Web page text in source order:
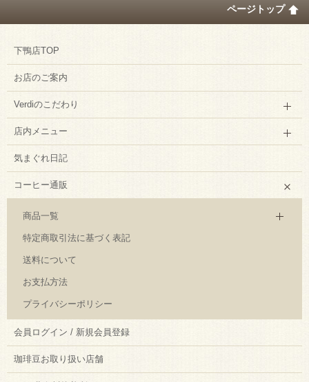
ページトップ
下鴨店TOP
お店のご案内
Verdiのこだわり
店内メニュー
気まぐれ日記
コーヒー通販
商品一覧
特定商取引法に基づく表記
送料について
お支払方法
プライバシーポリシー
会員ログイン / 新規会員登録
珈琲豆お取り扱い店舗